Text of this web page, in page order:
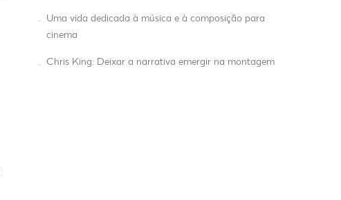
.
Uma vida dedicada à música e à composição para
cinema
. Chris King: Deixar a narrativa emergir na montagem